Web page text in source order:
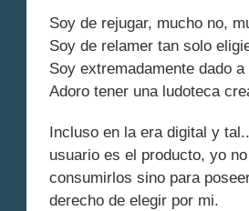
Soy de rejugar, mucho no,
Soy de relamer tan solo
Soy extremadamente dado
Adoro tener una ludoteca
Incluso en la era digital y
usuario es el producto, yo
consumirlos sino para
derecho de elegir por mi.